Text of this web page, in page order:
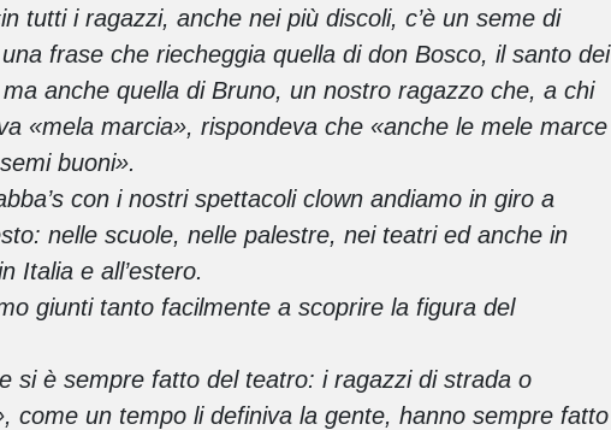
tutti i ragazzi, anche nei più discoli, c’è un seme di
frase che riecheggia quella di don Bosco, il santo dei
anche quella di Bruno, un nostro ragazzo che, a chi
«mela marcia», rispondeva che «anche le mele marce
buoni».
con i nostri spettacoli clown andiamo in giro a
nelle scuole, nelle palestre, nei teatri ed anche in
Italia e all’estero.
giunti tanto facilmente a scoprire la figura del
si è sempre fatto del teatro: i ragazzi di strada o
come un tempo li definiva la gente, hanno sempre fatto